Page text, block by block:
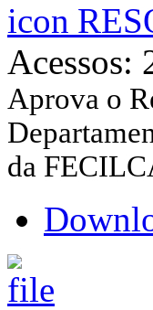
Acessos:
Aprova o
da